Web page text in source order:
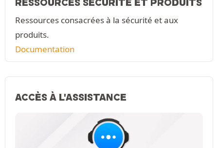
Ressources consacrées à la sécurité et aux
produits.
Documentation
ACCÈS À L'ASSISTANCE